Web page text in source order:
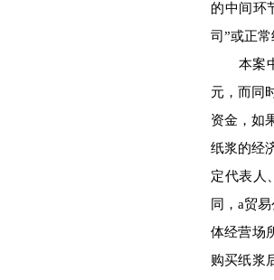
的中间环
司”或正
本案中
元，而同
资金，如
纸浆的经
定代表人
同，a贸
体经营场
购买纸浆